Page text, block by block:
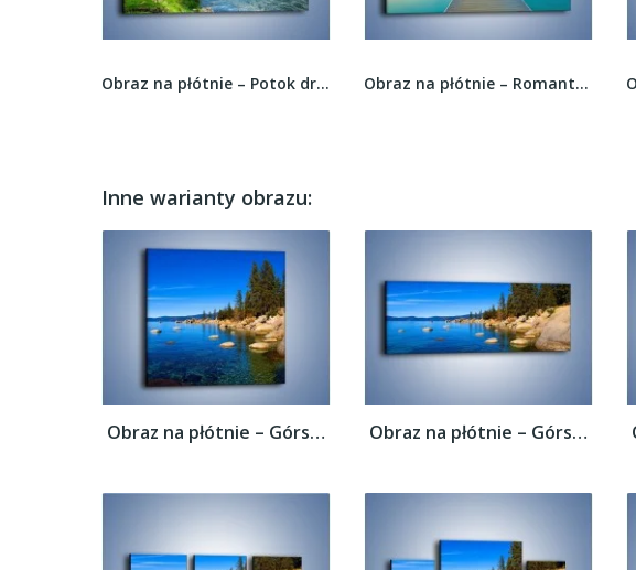
Obraz na płótnie – Potok drzewa i niebo –... Obraz na płótnie – Romantyczna kolacja nad...
Inne warianty obrazu:
Obraz na płótnie – Górska rzeka latem –... Obraz na płótnie – Górska rzeka latem –...